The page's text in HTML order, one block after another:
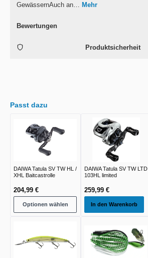
GewässernAuch an… Mehr
Bewertungen
Produktsicherheit
Passt dazu
DAIWA Tatula SV TW HL /
XHL Baitcastrolle
204,99 €
Optionen wählen
DAIWA Tatula SV TW LTD
103HL limited
259,99 €
In den Warenkorb